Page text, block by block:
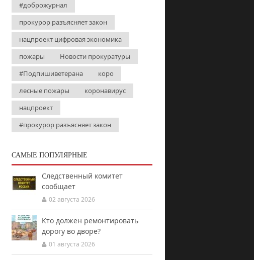
#доброжурнал
прокурор разъясняет закон
нацпроект цифровая экономика
пожары
Новости прокуратуры
#Подпишиветерана
коро
лесные пожары
коронавирус
нацпроект
#прокурор разъясняет закон
САМЫЕ ПОПУЛЯРНЫЕ
Следственный комитет
сообщает
02 августа 2026
Кто должен ремонтировать
дорогу во дворе?
01 августа 2026